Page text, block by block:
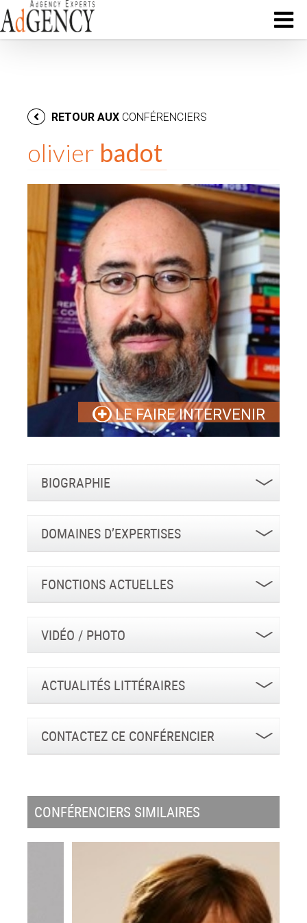
RETOUR AUX CONFÉRENCIERS
olivier badot
LE FAIRE INTERVENIR
BIOGRAPHIE
DOMAINES D’EXPERTISES
FONCTIONS ACTUELLES
VIDÉO / PHOTO
ACTUALITÉS LITTÉRAIRES
CONTACTEZ CE CONFÉRENCIER
CONFÉRENCIERS SIMILAIRES